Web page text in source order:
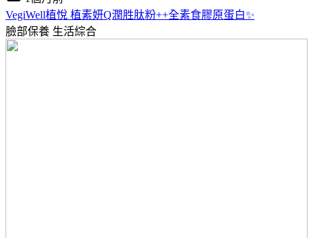
VegiWell植悅 植素妍Q潤胜肽粉++全素食膠原蛋白✨
臉部保養 生活綜合